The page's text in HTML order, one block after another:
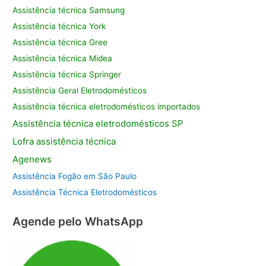
Assistência técnica Samsung
Assistência técnica York
Assistência técnica Gree
Assistência técnica Midea
Assistência técnica Springer
Assistência Geral Eletrodomésticos
Assistência técnica eletrodomésticos importados
Assistência técnica eletrodomésticos SP
Lofra assistênciatécnica
Agenews
Assistência Fogão em São Paulo
Assistência Técnica Eletrodomésticos
Agende pelo WhatsApp